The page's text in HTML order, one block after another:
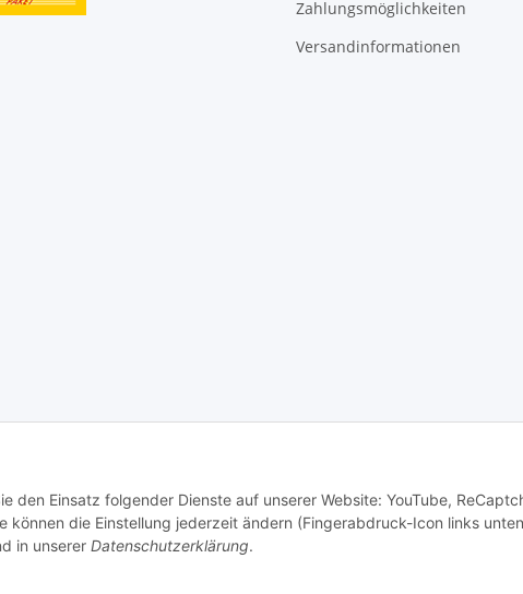
den Einsatz folgender Dienste auf unserer Website: YouTube,
können die Einstellung jederzeit ändern (Fingerabdruck-Icon links
in unserer Datenschutzerklärung.
Zahlungsmöglichkeiten
Versandinformationen